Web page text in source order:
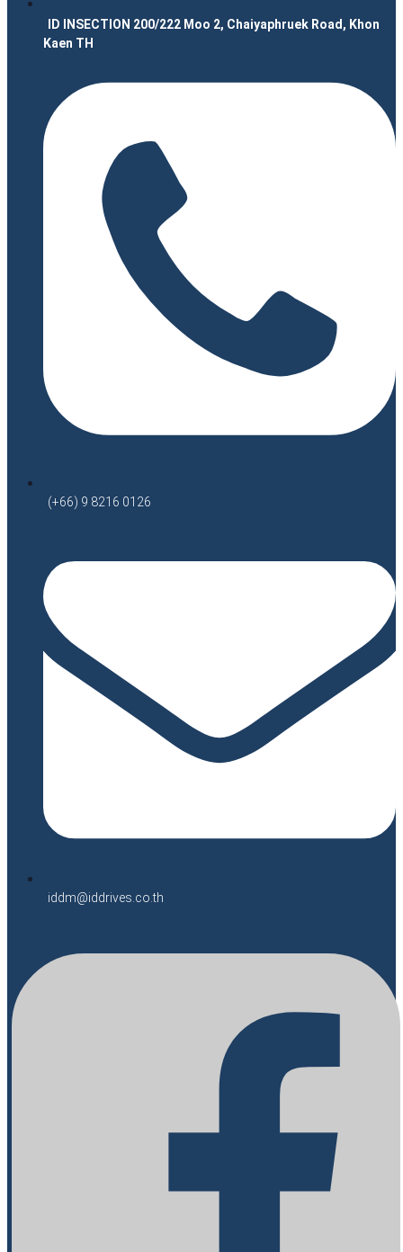
ID INSECTION 200/222 Moo 2, Chaiyaphruek Road, Khon
Kaen TH
(+66) 9 8216 0126
iddm@iddrives.co.th